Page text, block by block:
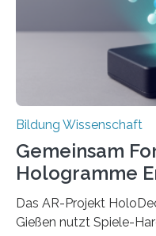
Management. Die
dass Patente…
Bildung Wissenschaft
Gemeinsam
Hologramme
Das AR-Projekt
Gießen nutzt Spiele-